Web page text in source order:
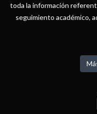
toda la información
seguimiento académico,